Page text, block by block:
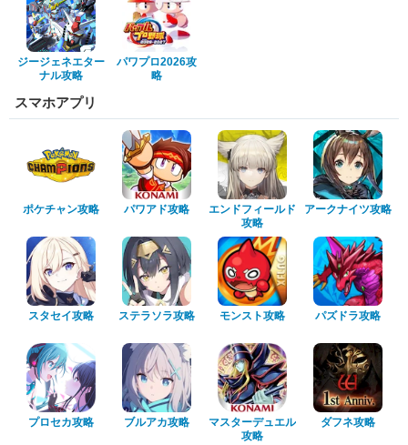
ジージェネエター
ナル攻略
パワプロ2026攻
略
スマホアプリ
ポケチャン攻略 パワアド攻略
エンドフィールド
攻略
アークナイツ攻略
スタセイ攻略 ステラソラ攻略 モンスト攻略 パズドラ攻略
プロセカ攻略 ブルアカ攻略
マスターデュエル
攻略
ダフネ攻略